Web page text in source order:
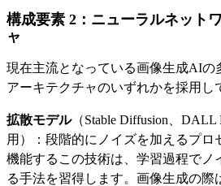
構成要素 2：ニューラルネット
ャ
現在主流となっている画像生成AIの
アーキテクチャのいずれかを採用し
拡散モデル（Stable Diffusion、DALL
用）：段階的にノイズを加えるプロ
機能するこの技術は、学習過程でノ
る手法を習得します。画像生成の際